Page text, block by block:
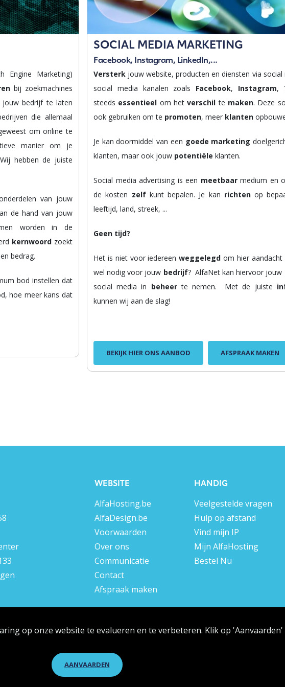
Engine Marketing)
bij zoekmachines
jouw bedrijf te laten
die allemaal
om online te
manier om je
hebben de juiste
van jouw
de hand van jouw
worden in de
kernwoord zoekt
bedrag.
bod instellen dat
hoe meer kans dat
SOCIAL MEDIA MARKETING
Facebook, Instagram, LinkedIn,...
Versterk jouw website, producten en diensten via
social media kanalen zoals Facebook, Instagram,
steeds essentieel om hetverschilte maken. Deze
ook gebruiken om te promoten, meer klanten
Je kan doormiddel van een goede marketing
klanten, maar ook jouw potentiële klanten.
Social media advertising is een meetbaarmedium en
de kosten zelf kunt bepalen. Je kan richtenop
leeftijd, land, streek, ...
Geen tijd?
Het is niet voor iedereenweggelegdom hier
wel nodig voor jouw bedrijf? AlfaNet kan hiervoor jouw
social media in beheerte nemen. Met de juiste
kunnen wij aan de slag!
BEKIJK HIER ONS AANBOD AFSPRAAK MAKEN
WEBSITE
AlfaHosting.be
AlfaDesign.be
Voorwaarden
Over ons
Communicatie
Contact
Afspraak maken
HANDIG
Veelgestelde vragen
Hulp op afstand
Vind mijn IP
Mijn AlfaHosting
Bestel Nu
op onze website te evalueren en te verbeteren. Klik op
AANVAARDEN